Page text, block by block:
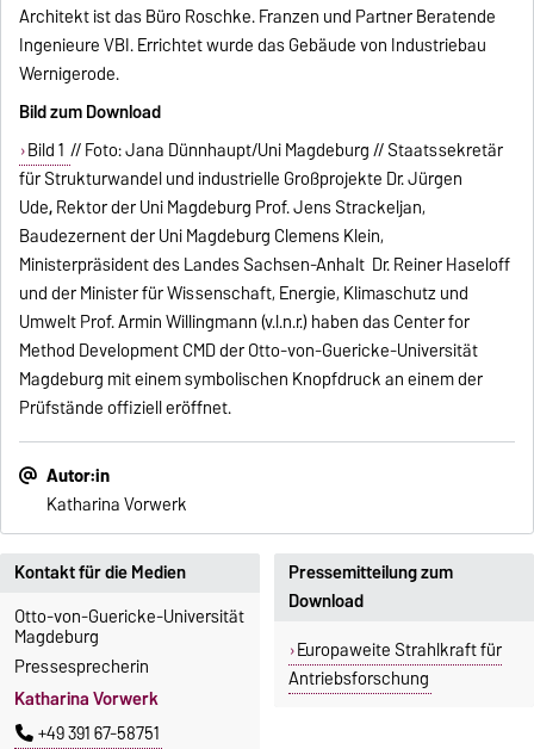
Architekt ist das Büro Roschke. Franzen und Partner Beratende
Ingenieure VBI. Errichtet wurde das Gebäude von Industriebau
Wernigerode.
Bild zum Download
Bild 1 // Foto: Jana Dünnhaupt/Uni Magdeburg // Staatssekretär
für Strukturwandel und industrielle Großprojekte Dr. Jürgen
Ude,Rektor der Uni Magdeburg Prof. Jens Strackeljan,
Baudezernent der Uni Magdeburg Clemens Klein,
Ministerpräsident des Landes Sachsen-Anhalt Dr. Reiner Haseloff
und der Minister für Wissenschaft, Energie, Klimaschutz und
Umwelt Prof. Armin Willingmann (v.l.n.r.) haben das Center for
Method Development CMD der Otto-von-Guericke-Universität
Magdeburg mit einem symbolischen Knopfdruck an einem der
Prüfstände offiziell eröffnet.
Autor:in
Katharina Vorwerk
Kontakt für die Medien
Otto-von-Guericke-Universität
Magdeburg
Pressesprecherin
Katharina Vorwerk
+49 391 67-58751
Pressemitteilung zum
Download
Europaweite Strahlkraft für
Antriebsforschung